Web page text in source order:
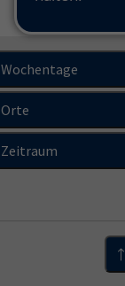
Wochentage
Orte
Zeitraum